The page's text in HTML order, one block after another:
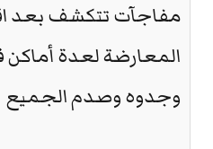
مفاجآت تتكشف بعد
المعارضة لعدة
وجدوه وصدم الجميع